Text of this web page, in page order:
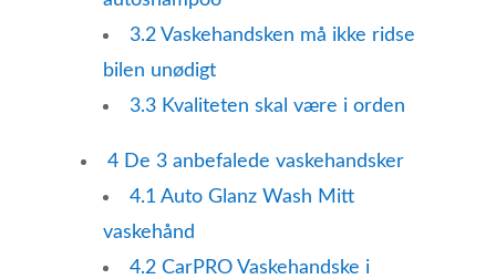
3.2Vaskehandsken må ikke ridse
bilen unødigt
3.3Kvaliteten skal være i orden
4De 3 anbefalede vaskehandsker
4.1Auto Glanz Wash Mitt
vaskehånd
4.2CarPRO Vaskehandske i